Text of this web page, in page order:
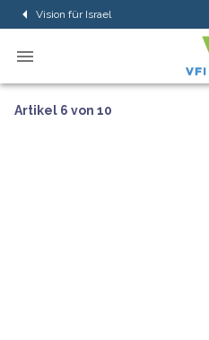
Vision für Israel
Artikel 6 von 10